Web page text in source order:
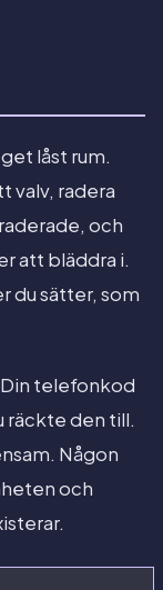
låst rum.
valv, radera
och
att bläddra i.
du sätter, som
telefonkod
räckte den till.
Någon
och